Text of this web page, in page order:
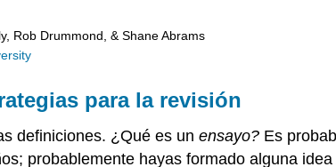
Rob Drummond, & Shane Abrams
para la revisión
definiciones. ¿Qué es un ensayo? Es
probablemente hayas formado alguna